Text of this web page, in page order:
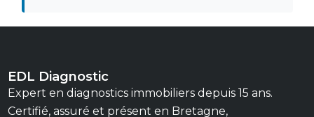
EDL Diagnostic
Expert en diagnostics immobiliers depuis 15 ans.
Certifié, assuré et présent en Bretagne,